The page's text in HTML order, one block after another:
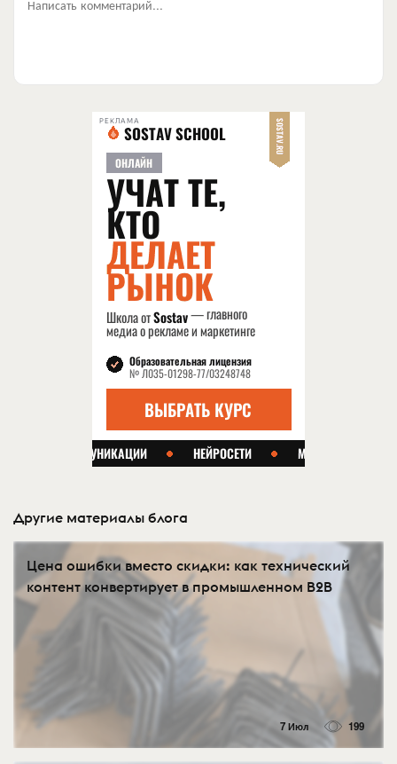
Написать комментарий...
РЕКЛАМА
Другие материалы блога
Цена ошибки вместо скидки: как технический
контент конвертирует в промышленном B2B
7 Июл 199